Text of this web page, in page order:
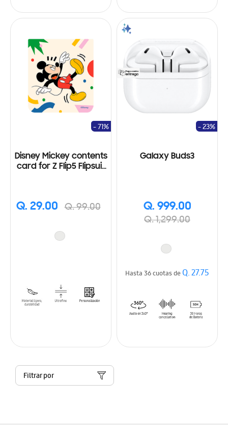
Disney Mickey contents
card for Z Flip5 Flipsuit
Q. 29.00 Q. 99.00
- 71%
Galaxy Buds3
Q. 999.00
Q. 1,299.00
- 23%
Hasta 36 cuotas deQ. 27.75
Filtrar por